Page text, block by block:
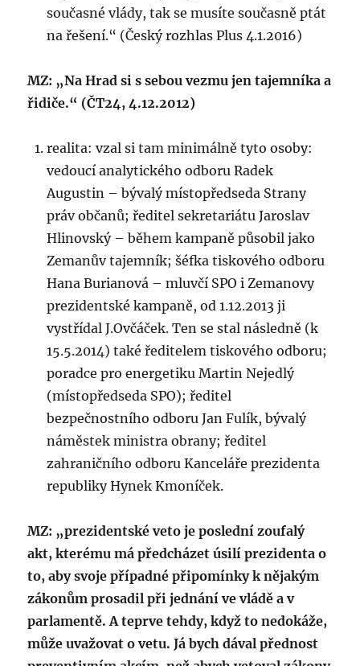
současné vlády, tak se musíte současně ptát
na řešení.“ (Český rozhlas Plus 4.1.2016)
MZ: „Na Hrad si s sebou vezmu jen tajemníka a
řidiče.“ (ČT24, 4.12.2012)
realita: vzal si tam minimálně tyto osoby:
vedoucí analytického odboru Radek
Augustin – bývalý místopředseda Strany
práv občanů; ředitel sekretariátu Jaroslav
Hlinovský – během kampaně působil jako
Zemanův tajemník; šéfka tiskového odboru
Hana Burianová – mluvčí SPO i Zemanovy
prezidentské kampaně, od 1.12.2013 ji
vystřídal J.Ovčáček. Ten se stal následně (k
15.5.2014) také ředitelem tiskového odboru;
poradce pro energetiku Martin Nejedlý
(místopředseda SPO); ředitel
bezpečnostního odboru Jan Fulík, bývalý
náměstek ministra obrany; ředitel
zahraničního odboru Kanceláře prezidenta
republiky Hynek Kmoníček.
MZ: „prezidentské veto je poslední zoufalý
akt, kterému má předcházet úsilí prezidenta o
to, aby svoje případné připomínky k nějakým
zákonům prosadil při jednání ve vládě a v
parlamentě. A teprve tehdy, když to nedokáže,
může uvažovat o vetu. Já bych dával přednost